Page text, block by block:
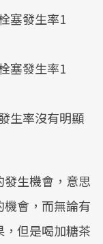
塞發生率1
塞發生率1
生率沒有明顯
生機會，意思
會，而無論有
但是喝加糖茶